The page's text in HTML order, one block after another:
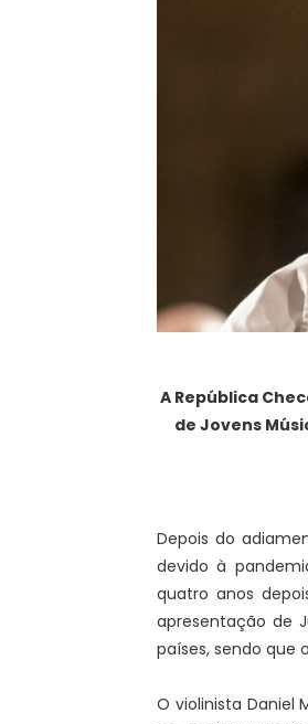
A República
de Jovens
Depois do
devido à
quatro anos
apresentação de
países, sendo que
O violinista Daniel